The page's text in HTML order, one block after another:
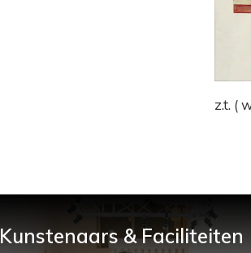
z.t. (
Kunstenaars & Faciliteiten